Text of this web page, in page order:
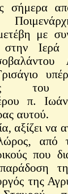
σήμερα
με
στην
του
π.
αυτού.
αξίζει να
από
που
της